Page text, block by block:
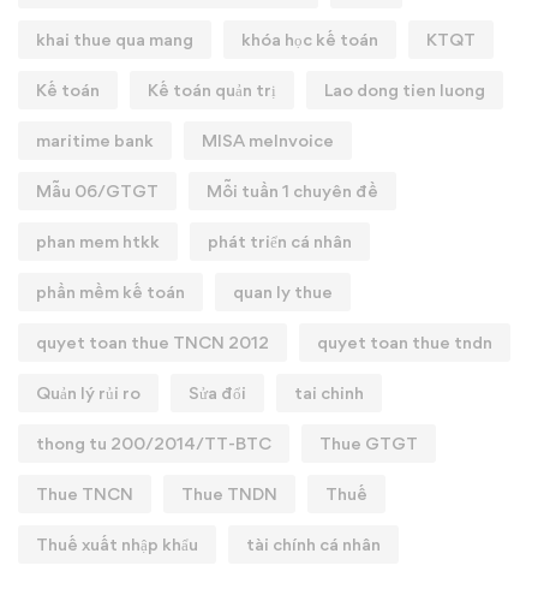
khai thue qua mang khóa học kế toán KTQT
Kế toán Kế toán quản trị Lao dong tien luong
maritime bank MISA meInvoice
Mẫu 06/GTGT Mỗi tuần 1 chuyên đề
phan mem htkk phát triển cá nhân
phần mềm kế toán quan ly thue
quyet toan thue TNCN 2012 quyet toan thue tndn
Quản lý rủi ro Sửa đổi tai chinh
thong tu 200/2014/TT-BTC Thue GTGT
Thue TNCN Thue TNDN Thuế
Thuế xuất nhập khẩu tài chính cá nhân